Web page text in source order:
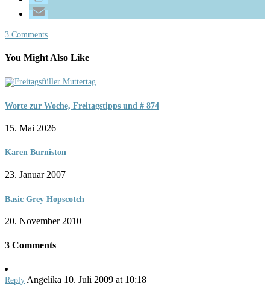
3 Comments
You Might Also Like
Worte zur Woche, Freitagstipps und # 874
15. Mai 2026
Karen Burniston
23. Januar 2007
Basic Grey Hopscotch
20. November 2010
3 Comments
Reply Angelika 10. Juli 2009 at 10:18